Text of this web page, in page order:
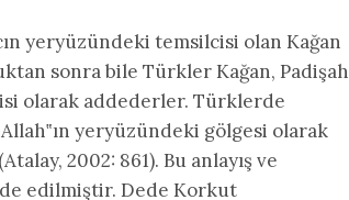
yeryüzündeki temsilcisi olan Kağan
sonra bile Türkler Kağan, Padişah
olarak addederler. Türklerde
yeryüzündeki gölgesi olarak
2002: 861). Bu anlayış ve
edilmiştir. Dede Korkut